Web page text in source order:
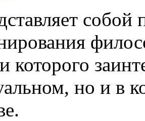
собой
которого
но и в